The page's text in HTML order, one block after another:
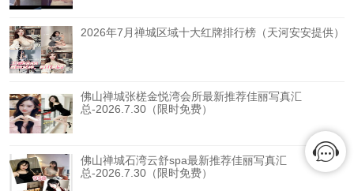
2026年7月禅城区域十大红牌排行榜（天河安安提供）
佛山禅城张槎金悦湾会所最新推荐佳丽写真汇
总-2026.7.30（限时免费）
佛山禅城石湾云舒spa最新推荐佳丽写真汇
总-2026.7.30（限时免费）